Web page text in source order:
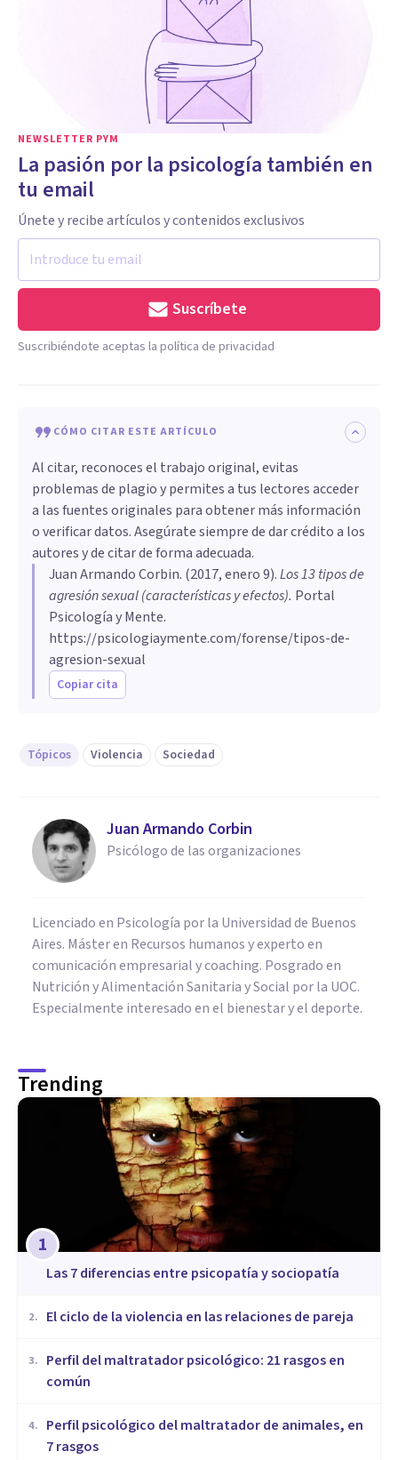
NEWSLETTER PYM
La pasión por la psicología también en
tu email
Únete y recibe artículos y contenidos exclusivos
Suscríbete
Suscribiéndote aceptas la política de privacidad
CÓMO CITAR ESTE ARTÍCULO
Al citar, reconoces el trabajo original, evitas
problemas de plagio y permites a tus lectores acceder
a las fuentes originales para obtener más información
o verificar datos. Asegúrate siempre de dar crédito a los
autores y de citar de forma adecuada.
Juan Armando Corbin. (2017, enero 9).​Los 13 tipos de
agresión sexual (características y efectos). Portal
Psicología y Mente.
https://psicologiaymente.com/forense/tipos-de-
agresion-sexual
Copiar cita
Tópicos Violencia Sociedad
Juan Armando Corbin
Psicólogo de las organizaciones
Licenciado en Psicología por la Universidad de Buenos
Aires. Máster en Recursos humanos y experto en
comunicación empresarial y coaching. Posgrado en
Nutrición y Alimentación Sanitaria y Social por la UOC.
Especialmente interesado en el bienestar y el deporte.
Trending
1
Las 7 diferencias entre psicopatía y sociopatía
2. ​El ciclo de la violencia en las relaciones de pareja
3.
​Perfil del maltratador psicológico: 21 rasgos en
común
4.
​Perfil psicológico del maltratador de animales, en
7 rasgos